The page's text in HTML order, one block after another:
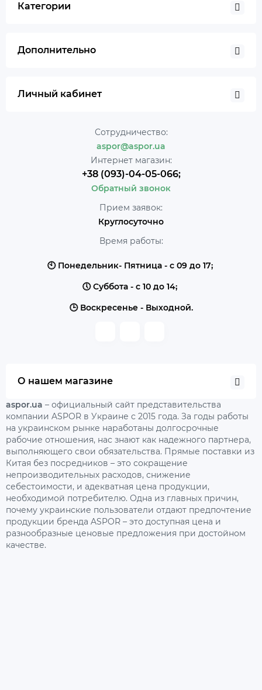
Категории
Дополнительно
Личный кабинет
Сотрудничество:
aspor@aspor.ua
Интернет магазин:
+38 (093)-04-05-066;
Обратный звонок
Прием заявок:
Круглосуточно
Время работы:
🕙 Понедельник- Пятница - с 09 до 17;
🕔 Суббота - с 10 до 14;
🕒 Воскресенье - Выходной.
О нашем магазине
aspor.ua – официальный сайт представительства
компании ASPOR в Украине с 2015 года. За годы работы
на украинском рынке наработаны долгосрочные
рабочие отношения, нас знают как надежного партнера,
выполняющего свои обязательства. Прямые поставки из
Китая без посредников – это сокращение
непроизводительных расходов, снижение
себестоимости, и адекватная цена продукции,
необходимой потребителю. Одна из главных причин,
почему украинские пользователи отдают предпочтение
продукции бренда ASPOR – это доступная цена и
разнообразные ценовые предложения при достойном
качестве.